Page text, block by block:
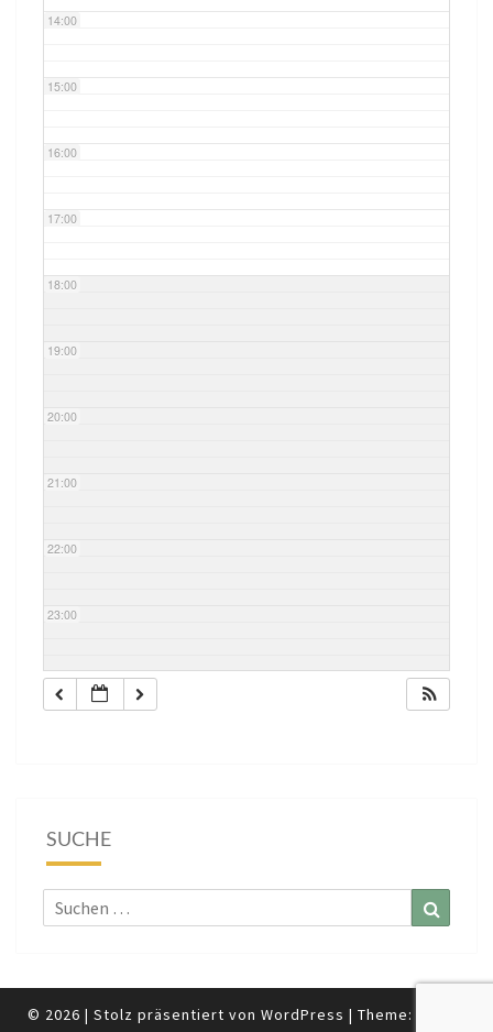
14:00
15:00
16:00
17:00
18:00
19:00
20:00
21:00
22:00
23:00
SUCHE
Suchen
nach:
© 2026 | Stolz präsentiert von WordPress | Theme: